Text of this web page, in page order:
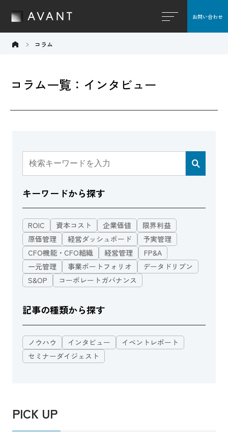
お問い合わせ
コラム
コラム一覧：インタビュー
キーワードから探す
ROIC 資本コスト 企業価値
限界利益
原価管理
経営ダッシュボード
予実管理
CFO機能・CFO組織
経営管理
FP&A
一元管理
事業ポートフォリオ
データドリブン
S&OP
コーポレートガバナンス
記事の種類から探す
ノウハウ インタビュー
イベントレポート
セミナーダイジェスト
PICK UP